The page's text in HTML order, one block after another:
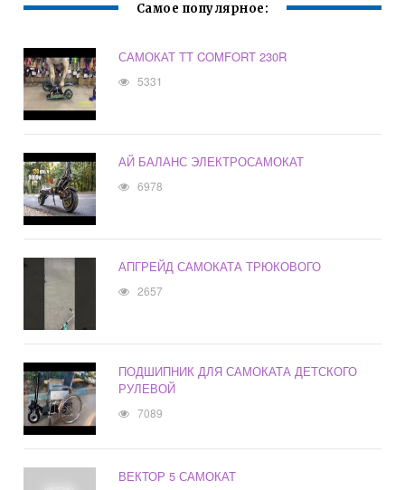
Самое популярное:
САМОКАТ TT COMFORT 230R
5331
АЙ БАЛАНС ЭЛЕКТРОСАМОКАТ
6978
АПГРЕЙД САМОКАТА ТРЮКОВОГО
2657
ПОДШИПНИК ДЛЯ САМОКАТА ДЕТСКОГО
РУЛЕВОЙ
7089
ВЕКТОР 5 САМОКАТ